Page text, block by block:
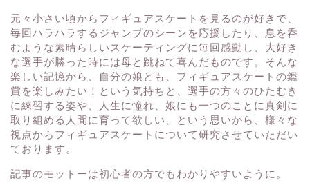
元々小さい頃からフィギュアスケートを見るのが好きで、
毎回ハラハラするジャンプのシーンを応援したり、息を呑
むような素晴らしいスケーティングに毎回感動し、大好き
な選手が勝った時には母と跳ねて喜んだものです。そんな
楽しい記憶から、自分の娘とも、フィギュアスケートの鑑
賞を楽しみたい！という気持ちと、選手の方々のひたむき
に練習する姿や、人生に憧れ、娘にも一つのことに真剣に
取り組める人間に育って欲しい、という思いから、様々な
視点からフィギュアスケートについて研究させていただい
ております。
記事のモットーは初心者の方でもわかりやすいように。